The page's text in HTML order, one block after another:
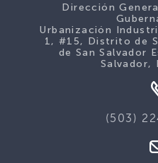
Dirección
Urbanización
1, #15, Distrito de
de San Salvador
Salvador,
(503)